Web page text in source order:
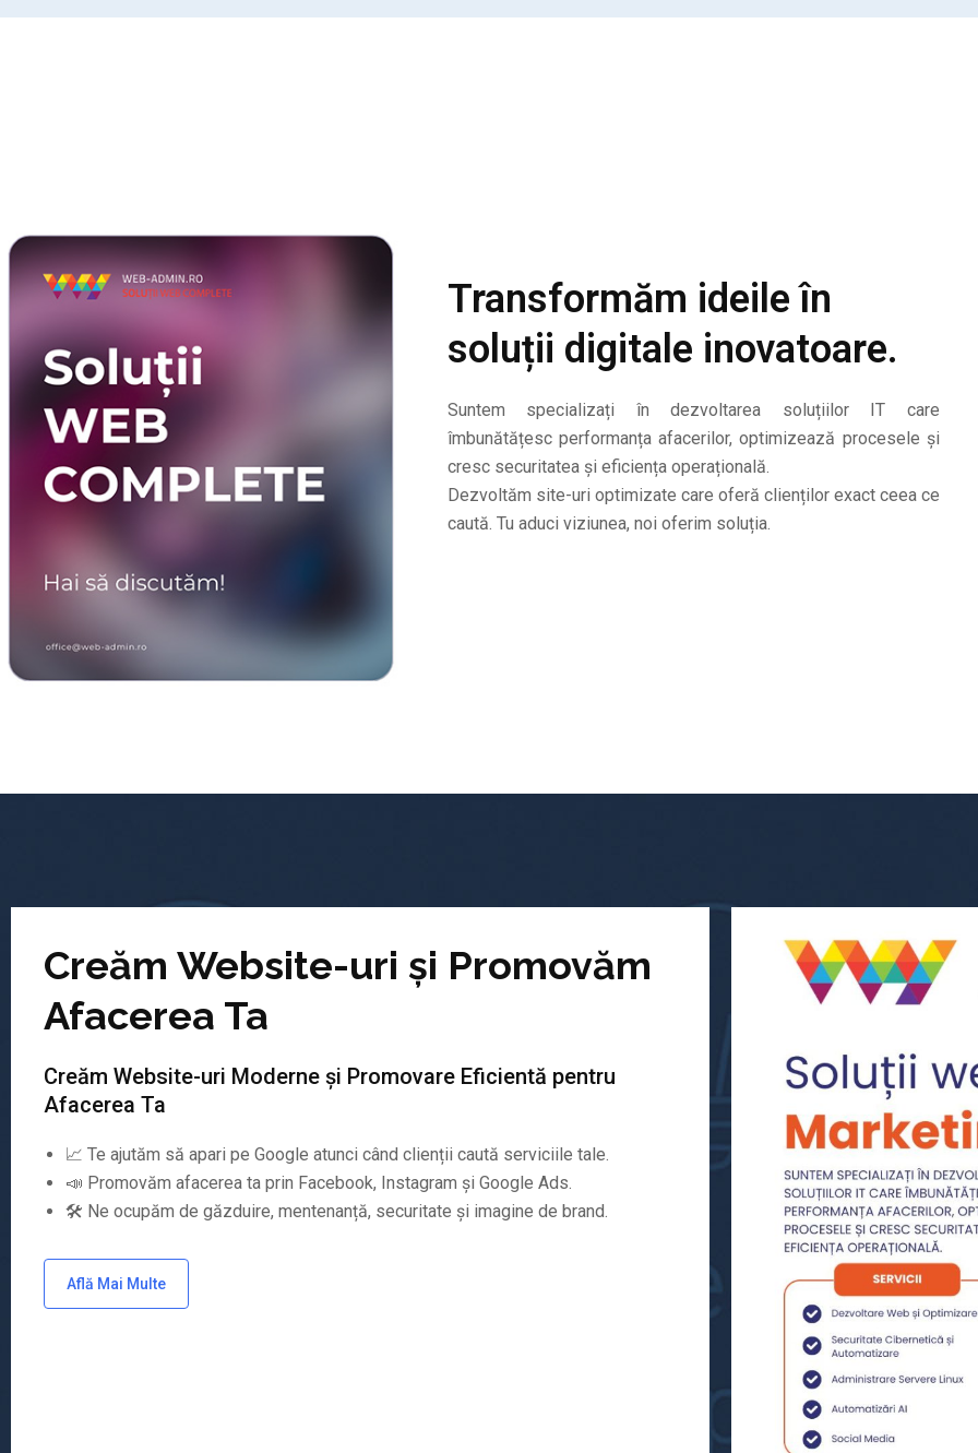
Transformăm ideile în
soluții digitale inovatoare.
Suntem specializați în dezvoltarea soluțiilor IT care
îmbunătățesc performanța afacerilor, optimizează procesele și
cresc securitatea și eficiența operațională.
Dezvoltăm site-uri optimizate care oferă clienților exact ceea ce
caută. Tu aduci viziunea, noi oferim soluția.
Creăm Website-uri și Promovăm
Afacerea Ta
Creăm Website-uri Moderne și Promovare Eficientă pentru
Afacerea Ta
📈 Te ajutăm să apari pe Google atunci când clienții caută serviciile tale.
📣 Promovăm afacerea ta prin Facebook, Instagram și Google Ads.
🛠️ Ne ocupăm de găzduire, mentenanță, securitate și imagine de brand.
Află Mai Multe